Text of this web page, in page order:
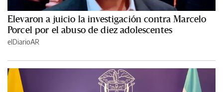
Elevaron a juicio la investigación contra Marcelo
Porcel por el abuso de diez adolescentes
elDiarioAR